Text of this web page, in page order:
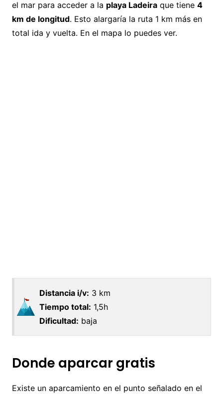
el mar para acceder a la playa Ladeiraque tiene 4
km de longitud. Esto alargaría la ruta 1 km más en
total ida y vuelta. En el mapa lo puedes ver.
Distancia i/v: 3 km
Tiempo total: 1,5h
Dificultad: baja
Donde aparcar gratis
Existe un aparcamiento en el punto señalado en el